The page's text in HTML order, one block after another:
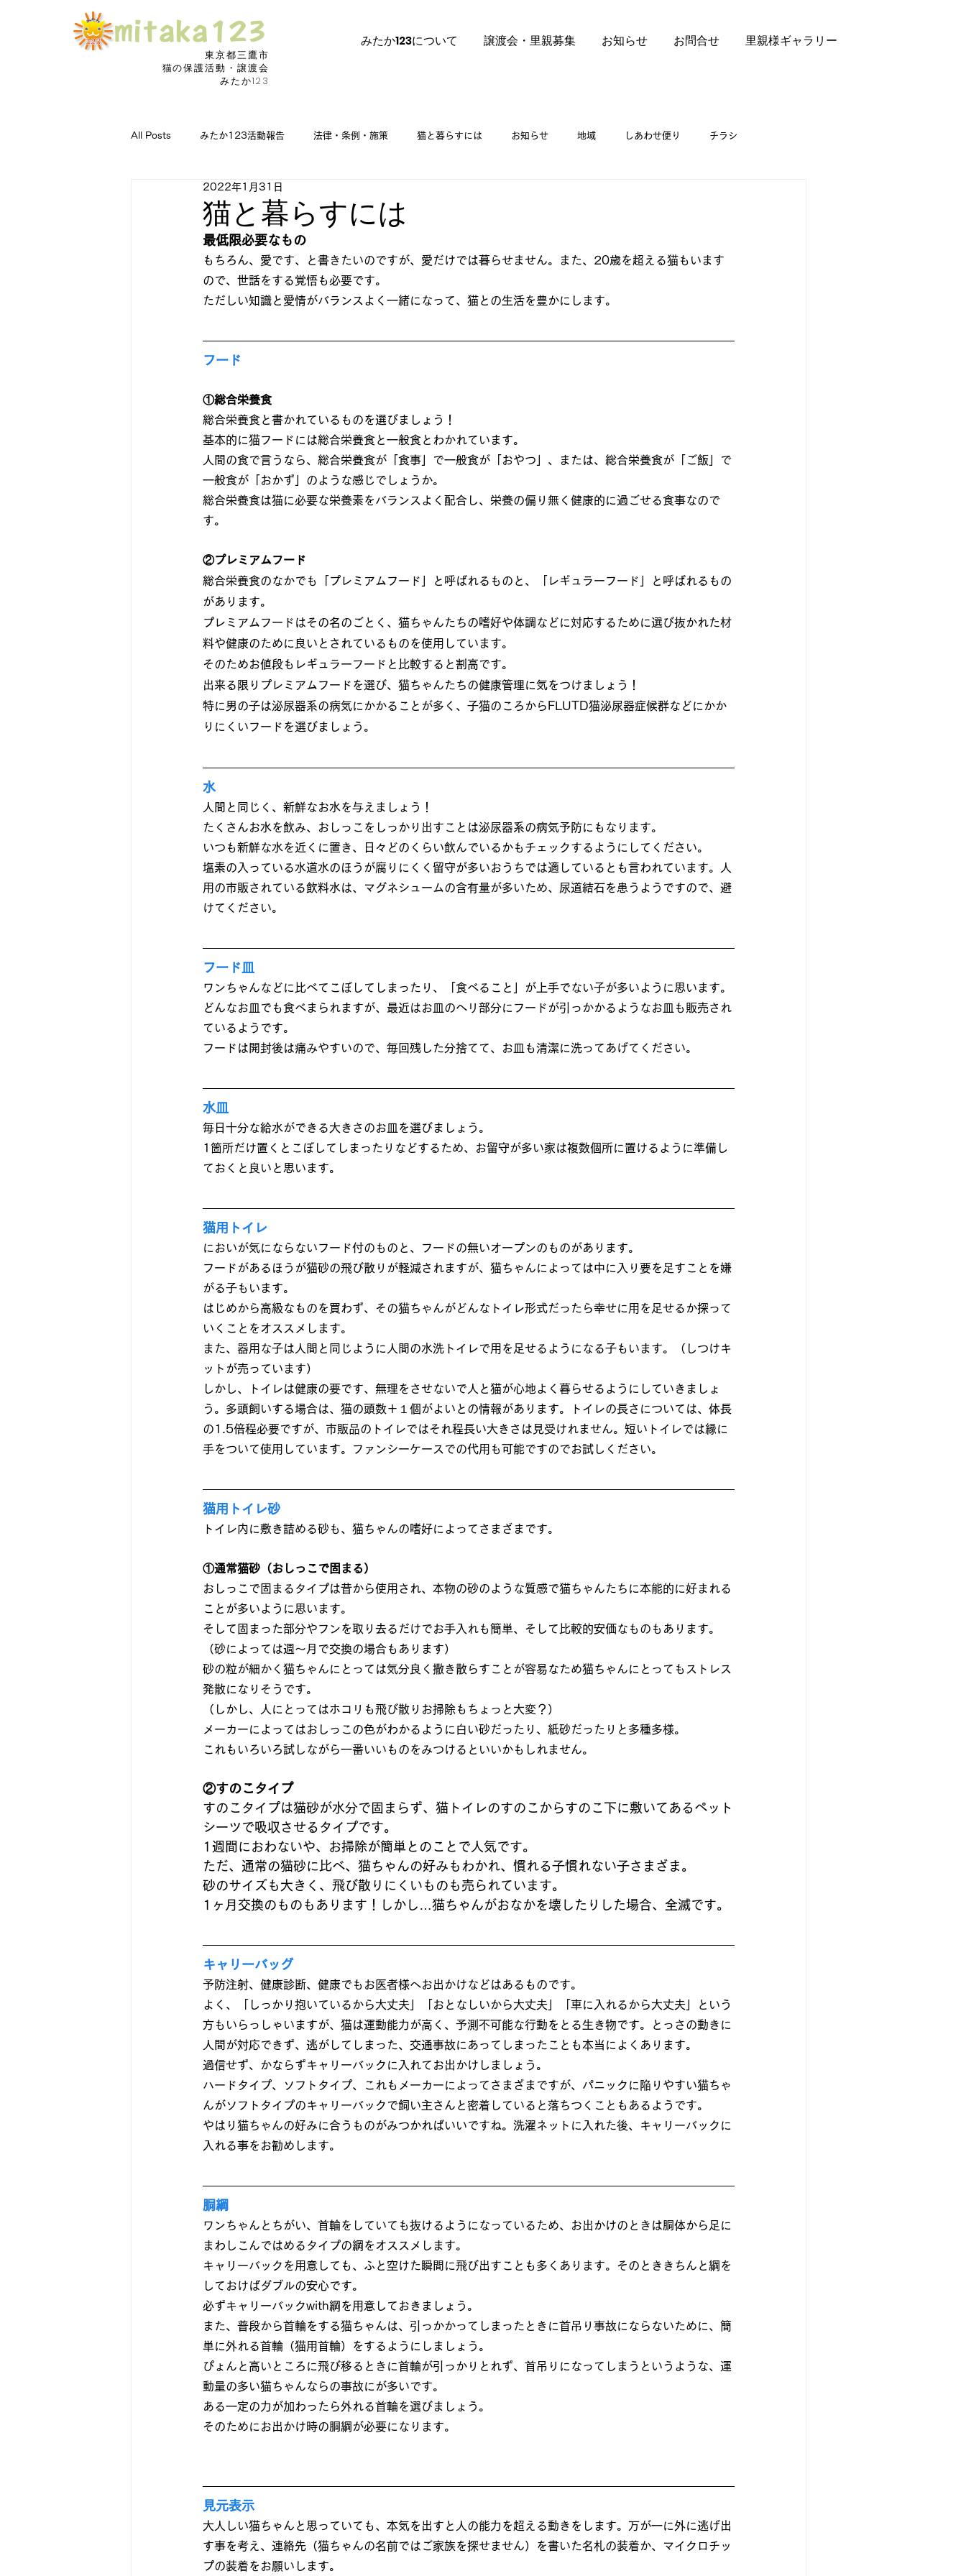
東京都三鷹市
​猫の保護活動・譲渡会
みたか123
みたか123について 譲渡会・里親募集 お知らせ お問合せ 里親様ギャラリー
All Posts みたか123活動報告 法律・条例・施策 猫と暮らすには お知らせ 地域 しあわせ便り チラシ
猫の病気に朗報 捜索願い
猫と暮らすには
2022年1月31日
最低限必要なもの
もちろん、愛です、と書きたいのですが、愛だけでは暮らせません。また、20歳を超える猫もいます
ので、世話をする覚悟も必要です。
ただしい知識と愛情がバランスよく一緒になって、猫との生活を豊かにします。
フード
①総合栄養食
総合栄養食と書かれているものを選びましょう！
基本的に猫フードには総合栄養食と一般食とわかれています。
人間の食で言うなら、総合栄養食が「食事」で一般食が「おやつ」、または、総合栄養食が「ご飯」で
一般食が「おかず」のような感じでしょうか。
総合栄養食は猫に必要な栄養素をバランスよく配合し、栄養の偏り無く健康的に過ごせる食事なので
す。
②プレミアムフード
総合栄養食のなかでも「プレミアムフード」と呼ばれるものと、「レギュラーフード」と呼ばれるもの
があります。
プレミアムフードはその名のごとく、猫ちゃんたちの嗜好や体調などに対応するために選び抜かれた材
料や健康のために良いとされているものを使用しています。
そのためお値段もレギュラーフードと比較すると割高です。
出来る限りプレミアムフードを選び、猫ちゃんたちの健康管理に気をつけましょう！
特に男の子は泌尿器系の病気にかかることが多く、子猫のころからFLUTD猫泌尿器症候群などにかか
りにくいフードを選びましょう。
水
人間と同じく、新鮮なお水を与えましょう！
たくさんお水を飲み、おしっこをしっかり出すことは泌尿器系の病気予防にもなります。
いつも新鮮な水を近くに置き、日々どのくらい飲んでいるかもチェックするようにしてください。
塩素の入っている水道水のほうが腐りにくく留守が多いおうちでは適しているとも言われています。人
用の市販されている飲料水は、マグネシュームの含有量が多いため、尿道結石を患うようですので、避
けてください。
フード皿
ワンちゃんなどに比べてこぼしてしまったり、「食べること」が上手でない子が多いように思います。
どんなお皿でも食べまられますが、最近はお皿のヘリ部分にフードが引っかかるようなお皿も販売され
ているようです。
フードは開封後は痛みやすいので、毎回残した分捨てて、お皿も清潔に洗ってあげてください。
水皿
毎日十分な給水ができる大きさのお皿を選びましょう。
1箇所だけ置くとこぼしてしまったりなどするため、お留守が多い家は複数個所に置けるように準備し
ておくと良いと思います。
猫用トイレ
においが気にならないフード付のものと、フードの無いオープンのものがあります。
フードがあるほうが猫砂の飛び散りが軽減されますが、猫ちゃんによっては中に入り要を足すことを嫌
がる子もいます。
はじめから高級なものを買わず、その猫ちゃんがどんなトイレ形式だったら幸せに用を足せるか探って
いくことをオススメします。
また、器用な子は人間と同じように人間の水洗トイレで用を足せるようになる子もいます。（しつけキ
ットが売っています）
しかし、トイレは健康の要です、無理をさせないで人と猫が心地よく暮らせるようにしていきましょ
う。多頭飼いする場合は、猫の頭数＋１個がよいとの情報があります。トイレの長さについては、体長
の1.5倍程必要ですが、市販品のトイレではそれ程長い大きさは見受けれません。短いトイレでは縁に
手をついて使用しています。ファンシーケースでの代用も可能ですのでお試しください。
猫用トイレ砂
トイレ内に敷き詰める砂も、猫ちゃんの嗜好によってさまざまです。
①通常猫砂（おしっこで固まる）
おしっこで固まるタイプは昔から使用され、本物の砂のような質感で猫ちゃんたちに本能的に好まれる
ことが多いように思います。
そして固まった部分やフンを取り去るだけでお手入れも簡単、そして比較的安価なものもあります。
（砂によっては週～月で交換の場合もあります）
砂の粒が細かく猫ちゃんにとっては気分良く撒き散らすことが容易なため猫ちゃんにとってもストレス
発散になりそうです。
（しかし、人にとってはホコリも飛び散りお掃除もちょっと大変？）
メーカーによってはおしっこの色がわかるように白い砂だったり、紙砂だったりと多種多様。
これもいろいろ試しながら一番いいものをみつけるといいかもしれません。
②すのこタイプ
すのこタイプは猫砂が水分で固まらず、猫トイレのすのこからすのこ下に敷いてあるペット
シーツで吸収させるタイプです。
1週間におわないや、お掃除が簡単とのことで人気です。
ただ、通常の猫砂に比べ、猫ちゃんの好みもわかれ、慣れる子慣れない子さまざま。
砂のサイズも大きく、飛び散りにくいものも売られています。
1ヶ月交換のものもあります！しかし…猫ちゃんがおなかを壊したりした場合、全滅です。
キャリーバッグ
予防注射、健康診断、健康でもお医者様へお出かけなどはあるものです。
よく、「しっかり抱いているから大丈夫」「おとなしいから大丈夫」「車に入れるから大丈夫」という
方もいらっしゃいますが、猫は運動能力が高く、予測不可能な行動をとる生き物です。とっさの動きに
人間が対応できず、逃がしてしまった、交通事故にあってしまったことも本当によくあります。
過信せず、かならずキャリーバックに入れてお出かけしましょう。
ハードタイプ、ソフトタイプ、これもメーカーによってさまざまですが、パニックに陥りやすい猫ちゃ
んがソフトタイプのキャリーバックで飼い主さんと密着していると落ちつくこともあるようです。
やはり猫ちゃんの好みに合うものがみつかればいいですね。洗濯ネットに入れた後、キャリーバックに
入れる事をお勧めします。
胴綱
ワンちゃんとちがい、首輪をしていても抜けるようになっているため、お出かけのときは胴体から足に
まわしこんではめるタイプの綱をオススメします。
キャリーバックを用意しても、ふと空けた瞬間に飛び出すことも多くあります。そのとききちんと綱を
しておけばダブルの安心です。
必ずキャリーバックwith綱を用意しておきましょう。
また、普段から首輪をする猫ちゃんは、引っかかってしまったときに首吊り事故にならないために、簡
単に外れる首輪（猫用首輪）をするようにしましょう。
ぴょんと高いところに飛び移るときに首輪が引っかりとれず、首吊りになってしまうというような、運
動量の多い猫ちゃんならの事故にが多いです。
ある一定の力が加わったら外れる首輪を選びましょう。
そのためにお出かけ時の胴綱が必要になります。
見元表示
大人しい猫ちゃんと思っていても、本気を出すと人の能力を超える動きをします。万が一に外に逃げ出
す事を考え、連絡先（猫ちゃんの名前ではご家族を探せません）を書いた名札の装着か、マイクロチッ
プの装着をお願いします。